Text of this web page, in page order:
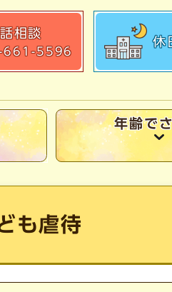
相談
661-5596
休
年齢で
も虐待